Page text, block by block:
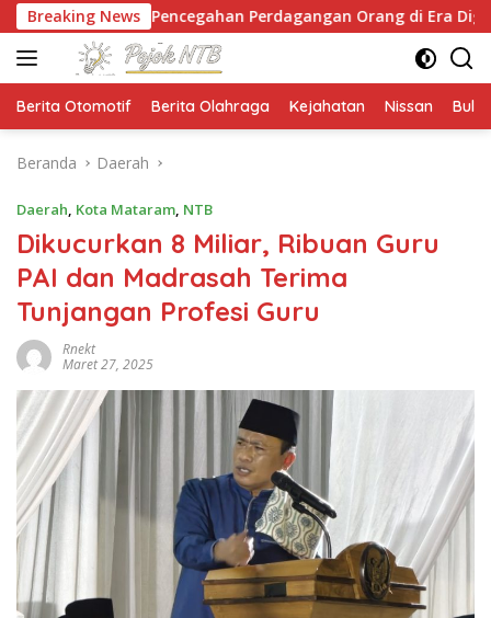
Langsung
ke
konten
Breaking News
Pencegahan Perdagangan Orang di Era Digital
Berita Otomotif Berita Olahraga Kejahatan Nissan
Beranda Daerah
Daerah, Kota Mataram, NTB
Dikucurkan 8 Miliar, Ribuan Guru
PAI dan Madrasah Terima
Tunjangan Profesi Guru
Rnekt
Maret 27, 2025